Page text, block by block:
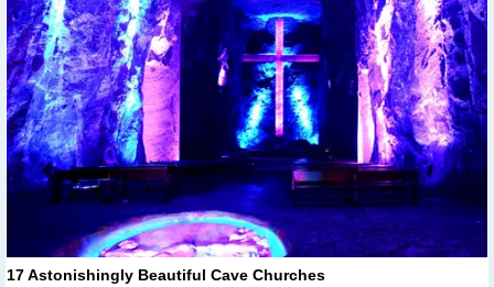
17 Astonishingly Beautiful Cave Churches